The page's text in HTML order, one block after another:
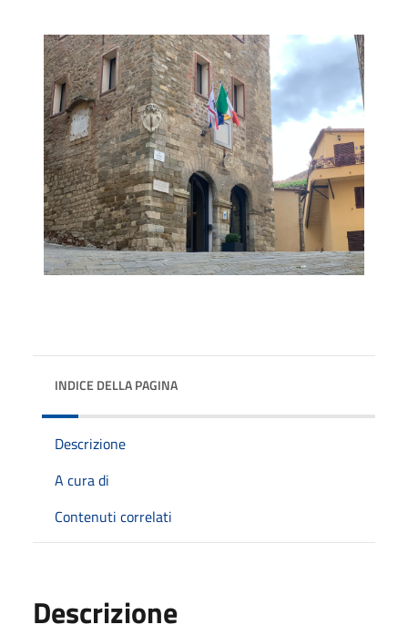
INDICE DELLA PAGINA
Descrizione
A cura di
Contenuti correlati
Descrizione